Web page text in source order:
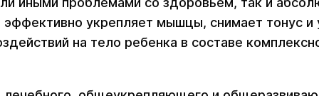
укрепляет мышцы, снимает тонус
на тело ребенка в составе